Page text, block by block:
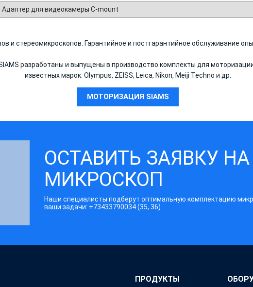
Адаптер для видеокамеры C-mount
и стереомикроскопов. Гарантийное и постгарантийное обслуживание
разработаны и выпущены в производство комплекты для
известных марок: Olympus, ZEISS, Leica, Nikon, Meiji Techno и др.
МОТОРИЗАЦИЯ SIAMS
ОСТАВИТЬ ЗАЯВКУ НА
МИКРОСКОП
Наши специалисты подберут оптимальную комплектацию
ваши задачи: +73433790034(35, 36)
ПРОДУКТЫ